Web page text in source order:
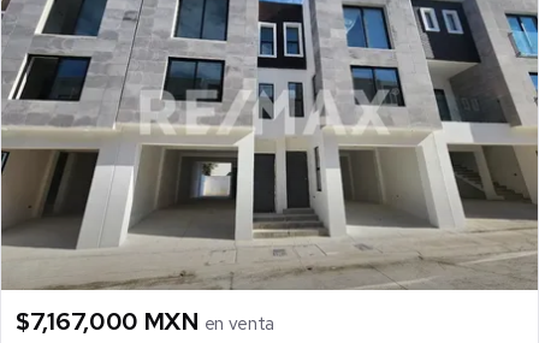
$7,167,000 MXN en venta